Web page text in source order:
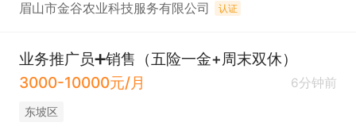
眉山市金谷农业科技服务有限公司 认证
业务推广员➕销售（五险一金+周末双休）
3000-10000元/月
6分钟前
东坡区